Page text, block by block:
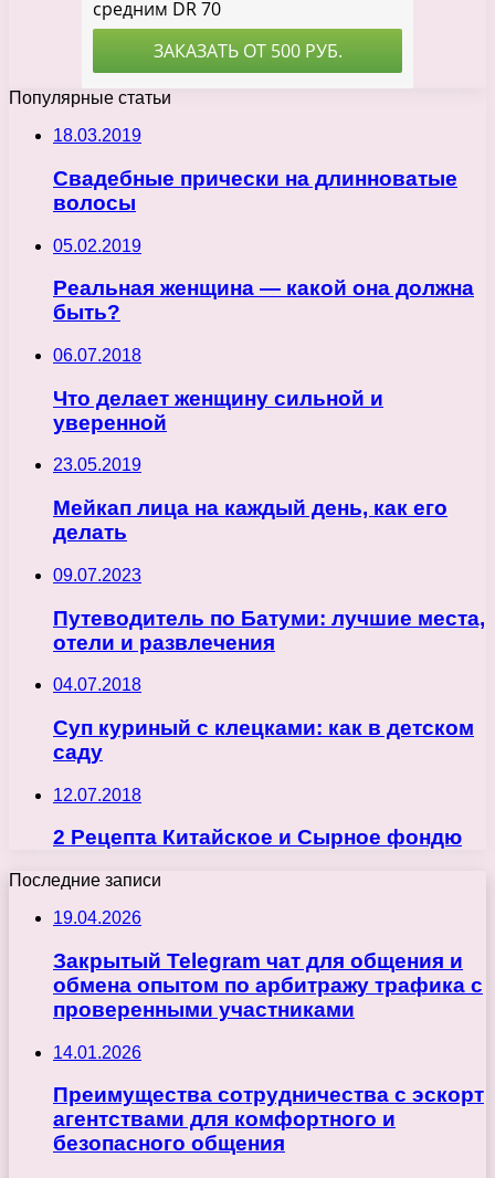
Популярные статьи
18.03.2019
Свадебные прически на длинноватые
волосы
05.02.2019
Реальная женщина — какой она должна
быть?
06.07.2018
Что делает женщину сильной и
уверенной
23.05.2019
Мейкап лица на каждый день, как его
делать
09.07.2023
Путеводитель по Батуми: лучшие места,
отели и развлечения
04.07.2018
Суп куриный с клецками: как в детском
саду
12.07.2018
2 Рецепта Китайское и Сырное фондю
Последние записи
19.04.2026
Закрытый Telegram чат для общения и
обмена опытом по арбитражу трафика с
проверенными участниками
14.01.2026
Преимущества сотрудничества с эскорт
агентствами для комфортного и
безопасного общения